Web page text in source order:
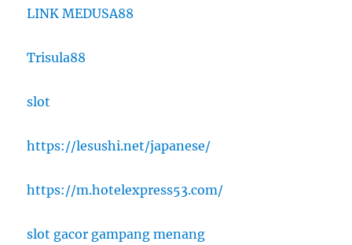
LINK MEDUSA88
Trisula88
slot
https://lesushi.net/japanese/
https://m.hotelexpress53.com/
slot gacor gampang menang